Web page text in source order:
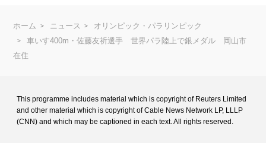
ホーム ニュース
オリンピック・パラリンピック
車いす400m・佐藤友祈選手 世界パラ陸上で銀メダル 岡山市
在住
This programme includes material which is copyright of Reuters Limited
and other material which is copyright of Cable News Network LP, LLLP
(CNN) and which may be captioned in each text. All rights reserved.